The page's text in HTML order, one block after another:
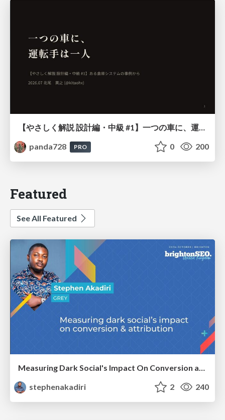
【やさしく解説 設計編・中級 #1】一つの車に、運転手は一人 ～ある倉庫システムの事例から～
panda728
PRO 0 200
Featured
See All Featured
Measuring Dark Social's Impact On Conversion and Attribution
stephenakadiri
2 240